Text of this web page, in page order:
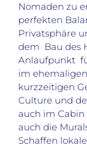
Nomaden zu
perfekten
Privatsphäre
dem Bau des
Anlaufpunkt
im
kurzzeitigen
Culture und
auch im Cabin
auch die
Schaffen